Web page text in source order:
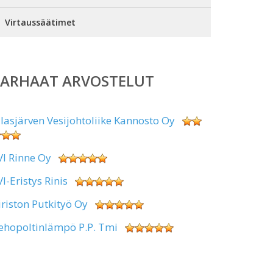
Virtaussäätimet
ARVOSTELUT
Vesijohtoliike Kannosto Oy
Rinne Oy
Eristys Rinis
Putkityö Oy
P.P. Tmi